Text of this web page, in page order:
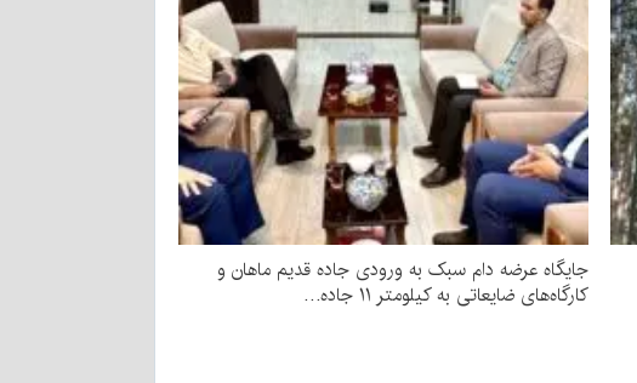
جایگاه عرضه دام سبک به ورودی جاده قدیم ماهان و
کارگاه‌های ضایعاتی به کیلومتر ۱۱ جاده…